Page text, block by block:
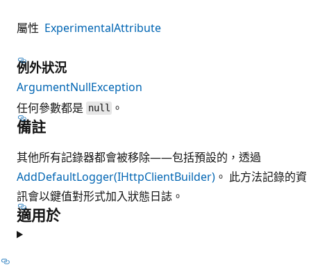
屬性 ExperimentalAttribute
例外狀況
ArgumentNullException
任何參數都是 null 。
備註
其他所有記錄器都會被移除——包括預設的，透過
AddDefaultLogger(IHttpClientBuilder) 。 此方法記錄的資
訊會以鍵值對形式加入狀態日誌。
適用於